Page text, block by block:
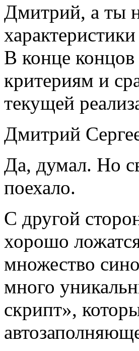
Дмитрий, а ты
В конце концов
критериям и
текущей
Дмитрий
Да, думал. Но
поехало.
С другой
хорошо
множество
много
скрипт»,